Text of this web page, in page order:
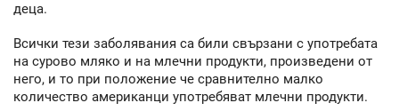
деца.
Всички тези заболявания са били свързани с употребата
на сурово мляко и на млечни продукти, произведени от
него, и то при положение че сравнително малко
количество американци употребяват млечни продукти.